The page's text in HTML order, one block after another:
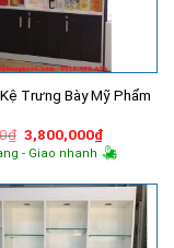
Trưng Bày Mỹ Phẩm
₫ Giá
gốc
là:
3,800,000₫Giá
hiện
tại
- Giao nhanh